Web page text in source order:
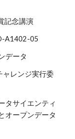
記念講演
A1402-05
データ
ャレンジ実行委
タサイエンティ
オープンデータ